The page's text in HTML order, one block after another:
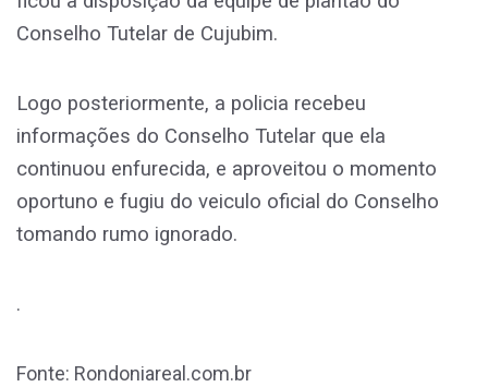
Conselho Tutelar de Cujubim.
Logo posteriormente, a policia recebeu
informações do Conselho Tutelar que ela
continuou enfurecida, e aproveitou o momento
oportuno e fugiu do veiculo oficial do Conselho
tomando rumo ignorado.
.
Fonte: Rondoniareal.com.br